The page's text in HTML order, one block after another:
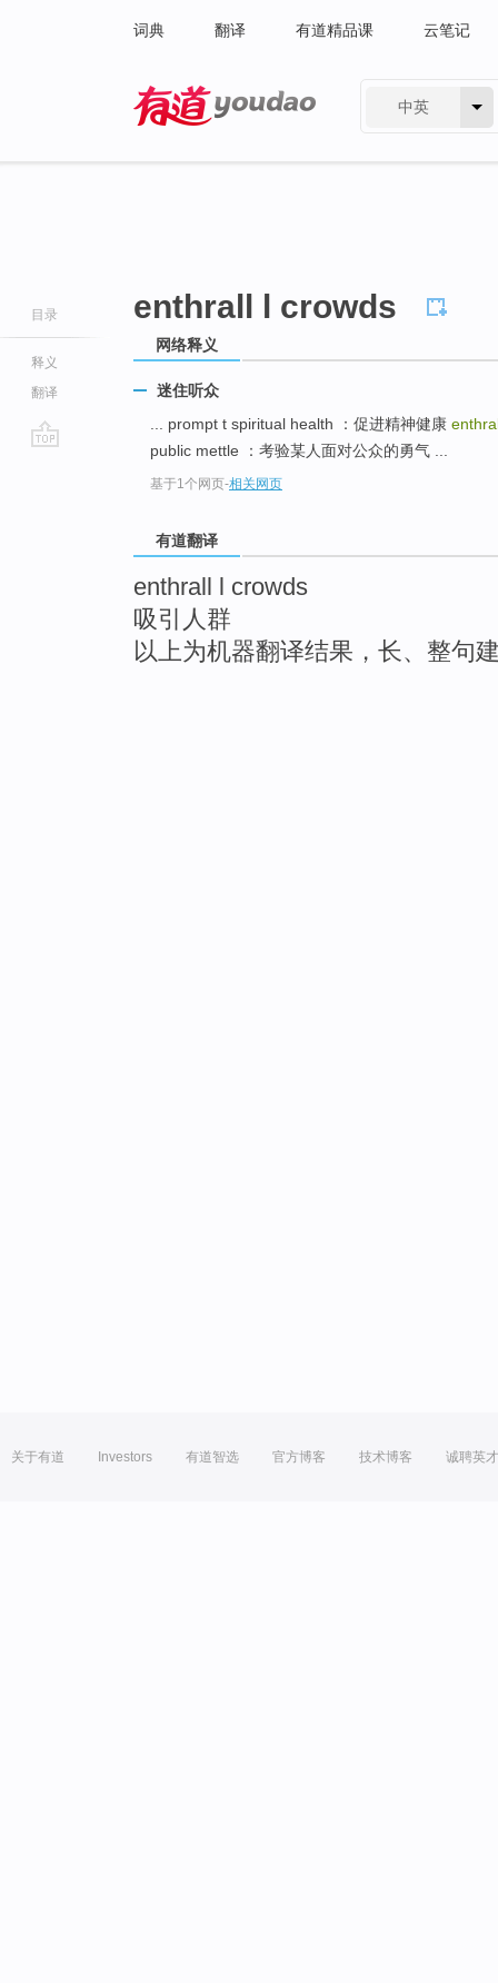
词典 翻译 有道精品课 云笔记
中英
目录
释义
翻译
enthrall l crowds
网络释义
迷住听众
... prompt t spiritual health ：促进精神健康
public mettle ：考验某人面对公众的勇气 ...
基于1个网页-相关网页
有道翻译
enthrall l crowds
吸引人群
以上为机器翻译结果，长、整句
关于有道 Investors 有道智选 官方博客 技术博客 诚聘英才